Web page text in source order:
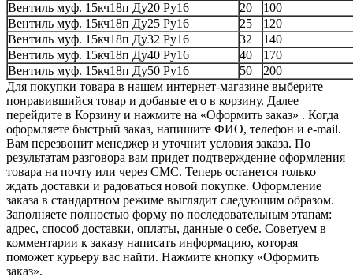
Вентиль муф. 15кч18п Ду20 Ру16
20
100
Вентиль муф. 15кч18п Ду25 Ру16
25
120
Вентиль муф. 15кч18п Ду32 Ру16
32
140
Вентиль муф. 15кч18п Ду40 Ру16
40
170
Вентиль муф. 15кч18п Ду50 Ру16
50
200
Для покупки товара в нашем интернет-магазине выберите
понравившийся товар и добавьте его в корзину. Далее
перейдите в Корзину и нажмите на «Оформить заказ» . Когда
оформляете быстрый заказ, напишите ФИО, телефон и e-mail.
Вам перезвонит менеджер и уточнит условия заказа. По
результатам разговора вам придет подтверждение оформления
товара на почту или через СМС. Теперь останется только
ждать доставки и радоваться новой покупке. Оформление
заказа в стандартном режиме выглядит следующим образом.
Заполняете полностью форму по последовательным этапам:
адрес, способ доставки, оплаты, данные о себе. Советуем в
комментарии к заказу написать информацию, которая
поможет курьеру вас найти. Нажмите кнопку «Оформить
заказ».